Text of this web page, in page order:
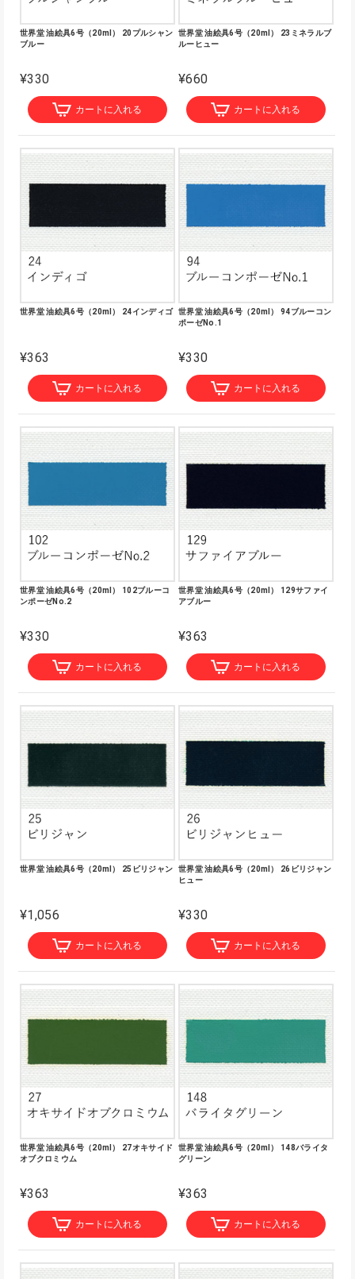
世界堂 油絵具6号（20ml） 20プルシャン
ブルー
¥330
カートに入れる
世界堂 油絵具6号（20ml） 23ミネラルブ
ルーヒュー
¥660
カートに入れる
世界堂 油絵具6号（20ml） 24インディゴ
¥363
カートに入れる
世界堂 油絵具6号（20ml） 94ブルーコン
ポーゼNo.1
¥330
カートに入れる
世界堂 油絵具6号（20ml） 102ブルーコ
ンポーゼNo.2
¥330
カートに入れる
世界堂 油絵具6号（20ml） 129サファイ
アブルー
¥363
カートに入れる
世界堂 油絵具6号（20ml） 25ビリジャン
¥1,056
カートに入れる
世界堂 油絵具6号（20ml） 26ビリジャン
ヒュー
¥330
カートに入れる
世界堂 油絵具6号（20ml） 27オキサイド
オブクロミウム
¥363
カートに入れる
世界堂 油絵具6号（20ml） 148バライタ
グリーン
¥363
カートに入れる